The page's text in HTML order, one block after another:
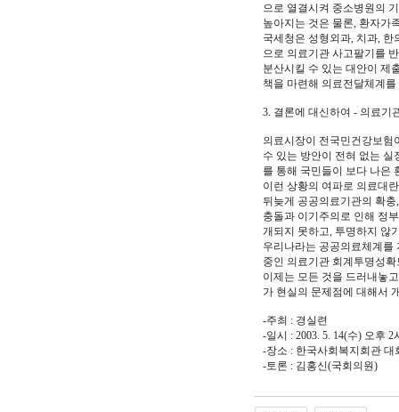
으로 열결시켜 중소병원의
높아지는 것은 물론, 환자가
국세청은 성형외과, 치과,
으로 의료기관 사고팔기를
분산시킬 수 있는 대안이 제
책을 마련해 의료전달체계
3. 결론에 대신하여 - 의료기
의료시장이 전국민건강보험
수 있는 방안이 전혀 없는
를 통해 국민들이 보다 나은
이런 상황의 여파로 의료대
뒤늦게 공공의료기관의 확
충돌과 이기주의로 인해 정
개되지 못하고, 투명하지 않
우리나라는 공공의료체계를
중인 의료기관 회계투명성
이제는 모든 것을 드러내놓
가 현실의 문제점에 대해서
-주최 : 경실련
-일시 : 2003. 5. 14(수) 오후 2
-장소 : 한국사회복지회관 대
-토론 : 김홍신(국회의원)